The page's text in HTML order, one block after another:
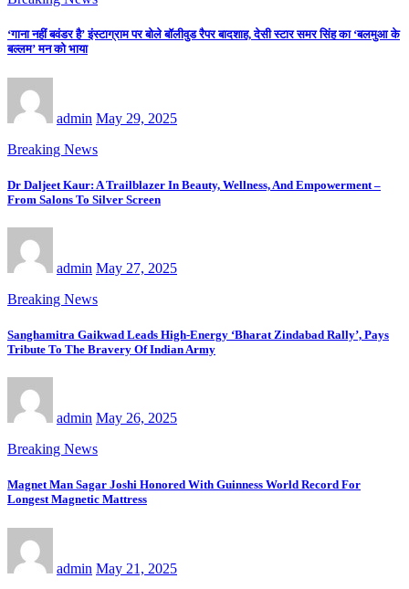
‘गाना नहीं बवंडर है’ इंस्टाग्राम पर बोले बॉलीवुड रैपर बादशाह, देसी स्टार समर सिंह का ‘बलमुआ के
बल्लम’ मन को भाया
admin May 29, 2025
Breaking News
Dr Daljeet Kaur: A Trailblazer In Beauty, Wellness, And Empowerment –
From Salons To Silver Screen
admin May 27, 2025
Breaking News
Sanghamitra Gaikwad Leads High-Energy ‘Bharat Zindabad Rally’, Pays
Tribute To The Bravery Of Indian Army
admin May 26, 2025
Breaking News
Magnet Man Sagar Joshi Honored With Guinness World Record For
Longest Magnetic Mattress
admin May 21, 2025